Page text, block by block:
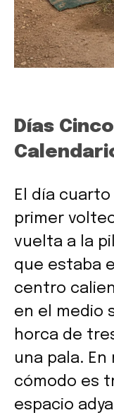
Días
El día
primer
vuelta a la
que estaba
centro
en el medio
horca de
una pala. En
cómodo es
espacio